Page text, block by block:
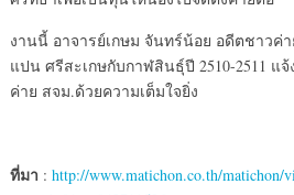
งานนี้ อาจารย์เกษม จันทร์น้อย อดีตชาวค่
แปน ศรีสะเกษกับกาฬสินธุ์ปี 2510-2511 แ
ค่าย สจม.ด้วยความเต็มใจยิ่ง
ที่มา : http://www.matichon.co.th/matichon/